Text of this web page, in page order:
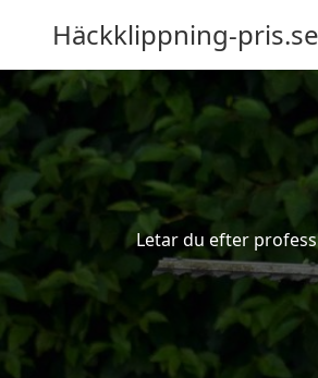
Häckklippning-pris.se
Letar du efter